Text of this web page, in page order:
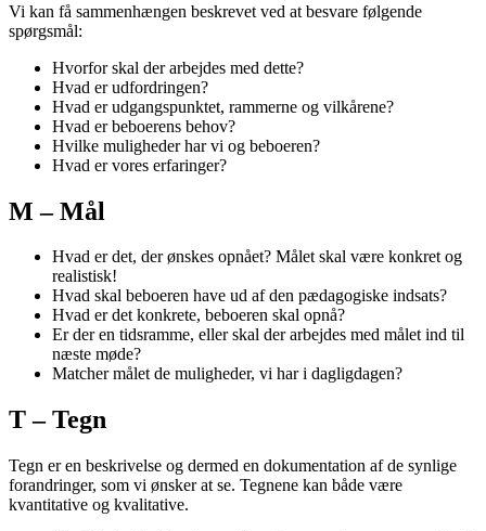
Vi kan få sammenhængen beskrevet ved at besvare følgende
spørgsmål:
Hvorfor skal der arbejdes med dette?
Hvad er udfordringen?
Hvad er udgangspunktet, rammerne og vilkårene?
Hvad er beboerens behov?
Hvilke muligheder har vi og beboeren?
Hvad er vores erfaringer?
M – Mål
Hvad er det, der ønskes opnået? Målet skal være konkret og
realistisk!
Hvad skal beboeren have ud af den pædagogiske indsats?
Hvad er det konkrete, beboeren skal opnå?
Er der en tidsramme, eller skal der arbejdes med målet ind til
næste møde?
Matcher målet de muligheder, vi har i dagligdagen?
T – Tegn
Tegn er en beskrivelse og dermed en dokumentation af de synlige
forandringer, som vi ønsker at se. Tegnene kan både være
kvantitative og kvalitative.